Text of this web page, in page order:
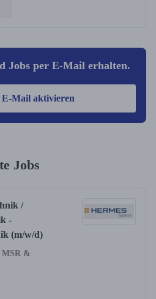
Jobs per E-Mail erhalten.
E-Mail aktivieren
Jobs
/
-
(m/w/d)
MSR &